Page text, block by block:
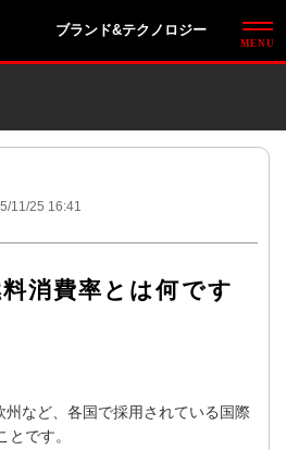
ブランド&テクノロジー
11/25 16:41
消費率とは何です
など、各国で採用されている国際
です。